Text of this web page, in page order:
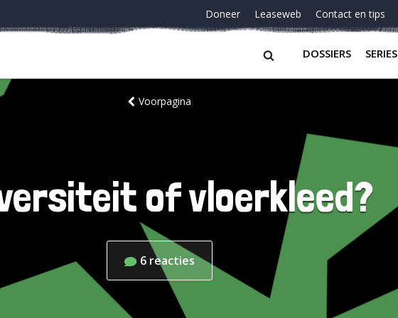
Doneer Leaseweb Contact en tips
DOSSIERS SERIES
Voorpagina
of vloerkleed?
6 reacties